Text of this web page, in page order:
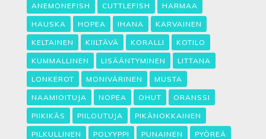
ANEMONEFISH CUTTLEFISH HARMAA
HAUSKA HOPEA IHANA KARVAINEN
KELTAINEN KIILTÄVÄ KORALLI KOTILO
KUMMALLINEN LISÄÄNTYMINEN LITTANA
LONKEROT MONIVÄRINEN MUSTA
NAAMIOITUJA NOPEA OHUT ORANSSI
PIIKIKÄS PIILOUTUJA PIKÄNOKKAINEN
PILKULLINEN POLYYPPI PUNAINEN PYÖREÄ